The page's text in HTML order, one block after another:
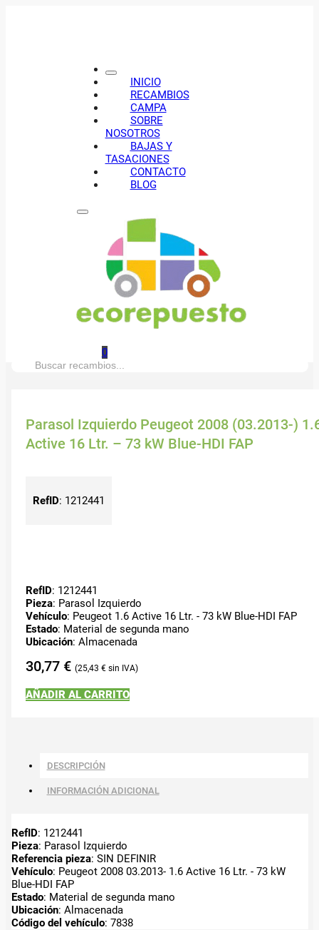
INICIO
RECAMBIOS
CAMPA
SOBRE
NOSOTROS
BAJAS Y
TASACIONES
CONTACTO
BLOG
0
Buscar:
Parasol Izquierdo Peugeot 2008 (03.2013-)
Active 16 Ltr. – 73 kW Blue-HDI FAP
RefID: 1212441
RefID: 1212441
Pieza: Parasol Izquierdo
Vehículo: Peugeot 1.6 Active 16 Ltr. - 73 kW Blue-HDI FAP
Estado: Material de segunda mano
Ubicación: Almacenada
30,77 € 25,43 €
AÑADIR AL CARRITO
DESCRIPCIÓN
INFORMACIÓN ADICIONAL
RefID: 1212441
Pieza: Parasol Izquierdo
Referencia pieza: SIN DEFINIR
Vehículo: Peugeot 2008 03.2013- 1.6 Active 16 Ltr. - 73 kW
Blue-HDI FAP
Estado: Material de segunda mano
Ubicación: Almacenada
Código del vehículo: 7838